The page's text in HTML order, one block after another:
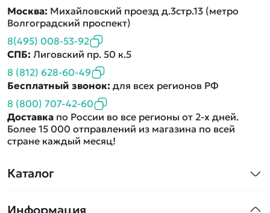
Каталог
Москва: Михайловский проезд д.3стр.13 (метро
Волгоградский проспект)
8(495) 008-53-92
СПБ: Лиговский пр. 50 к.5
8 (812) 628-60-49
Бесплатный звонок: для всех регионов РФ
8 (800) 707-42-60
Доставка по России во все регионы от 2-х дней.
Более 15 000 отправлений из магазина по всей
стране каждый месяц!